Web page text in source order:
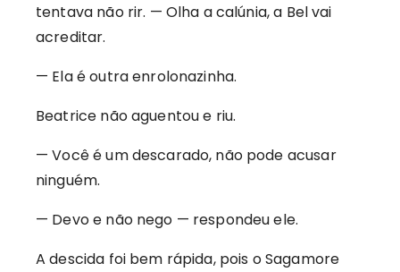
tentava não rir. — Olha a calúnia, a Bel vai
acreditar.
— Ela é outra enrolonazinha.
Beatrice não aguentou e riu.
— Você é um descarado, não pode acusar
ninguém.
— Devo e não nego — respondeu ele.
A descida foi bem rápida, pois o Sagamore